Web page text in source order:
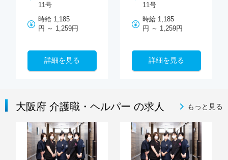
11号
時給 1,185
円 ～ 1,259円
詳細を見る
11号
時給 1,185
円 ～ 1,259円
詳細を見る
大阪府 介護職・ヘルパー の求人 もっと見る